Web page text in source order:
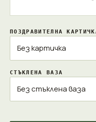
ПОЗДРАВИТЕЛНА
СТЪКЛЕНА ВАЗА